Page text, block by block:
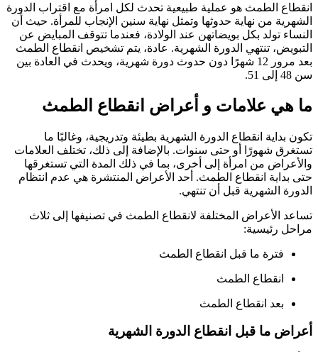
انقطاع الطمث هو عملية طبيعية تحدث لكل امرأة مع اقتراب الدورة
الشهرية من نهاية حدوثها وتمثل نهاية سنين الإنجاب للمرأة. حيث أن
النساء تولد بكل بويضاتهن عند الولادة، فعندما تتوقف المبايض عن
التبويض، تنتهي الدورة الشهرية. عادة، يتم تشخيص انقطاع الطمث
بعد مرور 12 شهرًا دون حدوث دورة شهرية، ويحدث في العادة بين
سن 48 إلى 51.
ما هي علامات و أعراض انقطاع الطمث
تكون بداية انقطاع الدورة الشهرية بطيئة وتدريجية، وغالبًا ما
تستغرق شهورًا أو حتى سنوات. بالإضافة إلى ذلك، تختلف العلامات
والأعراض من امرأة إلى أخرى، بما في ذلك المدة التي تستغرقها
حتى بداية انقطاع الطمث. أحد الأعراض المنتشرة هي عدم انتظام
الدورة الشهرية قبل أن تنتهي.
تساعد الأعراض المختلفة لانقطاع الطمث في تصنيفها إلى ثلاث
مراحل رئيسية:
فترة ما قبل انقطاع الطمث
انقطاع الطمث
بعد انقطاع الطمث
أعراض ما قبل انقطاع الدورة الشهرية